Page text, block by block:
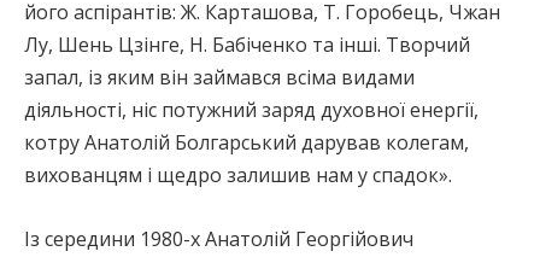
його аспірантів: Ж. Карташова, Т. Горобець, Чжан
Лу, Шень Цзінге, Н. Бабіченко та інші. Творчий
запал, із яким він займався всіма видами
діяльності, ніс потужний заряд духовної енергії,
котру Анатолій Болгарський дарував колегам,
вихованцям і щедро залишив нам у спадок».
Із середини 1980-х Анатолій Георгійович